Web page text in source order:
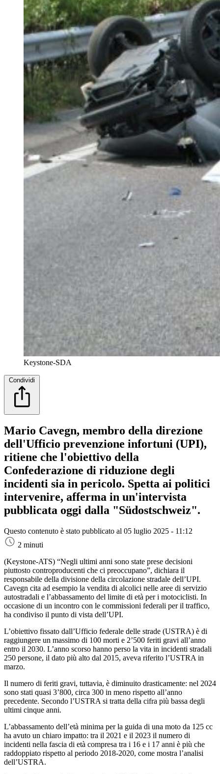
Keystone-SDA
Condividi
Mario Cavegn, membro della direzione
dell'Ufficio prevenzione infortuni (UPI),
ritiene che l'obiettivo della
Confederazione di riduzione degli
incidenti sia in pericolo. Spetta ai politici
intervenire, afferma in un'intervista
pubblicata oggi dalla "Südostschweiz".
Questo contenuto è stato pubblicato al 05 luglio 2025 - 11:12
2 minuti
(Keystone-ATS) “Negli ultimi anni sono state prese decisioni
piuttosto controproducenti che ci preoccupano”, dichiara il
responsabile della divisione della circolazione stradale dell’UPI.
Cavegn cita ad esempio la vendita di alcolici nelle aree di servizio
autostradali e l’abbassamento del limite di età per i motociclisti. In
occasione di un incontro con le commissioni federali per il traffico,
ha condiviso il punto di vista dell’UPI.
L’obiettivo fissato dall’Ufficio federale delle strade (USTRA) è di
raggiungere un massimo di 100 morti e 2’500 feriti gravi all’anno
entro il 2030. L’anno scorso hanno perso la vita in incidenti stradali
250 persone, il dato più alto dal 2015, aveva riferito l’USTRA in
marzo.
Il numero di feriti gravi, tuttavia, è diminuito drasticamente: nel 2024
sono stati quasi 3’800, circa 300 in meno rispetto all’anno
precedente. Secondo l’USTRA si tratta della cifra più bassa degli
ultimi cinque anni.
L’abbassamento dell’età minima per la guida di una moto da 125 cc
ha avuto un chiaro impatto: tra il 2021 e il 2023 il numero di
incidenti nella fascia di età compresa tra i 16 e i 17 anni è più che
raddoppiato rispetto al periodo 2018-2020, come mostra l’analisi
dell’USTRA.